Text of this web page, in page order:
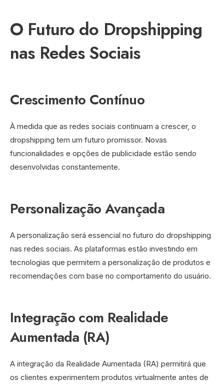
O Futuro do Dropshipping
nas Redes Sociais
Crescimento Contínuo
À medida que as redes sociais continuam a crescer, o
dropshipping tem um futuro promissor. Novas
funcionalidades e opções de publicidade estão sendo
desenvolvidas constantemente.
Personalização Avançada
A personalização será essencial no futuro do dropshipping
nas redes sociais. As plataformas estão investindo em
tecnologias que permitem a personalização de produtos e
recomendações com base no comportamento do usuário.
Integração com Realidade
Aumentada (RA)
A integração da Realidade Aumentada (RA) permitirá que
os clientes experimentem produtos virtualmente antes de